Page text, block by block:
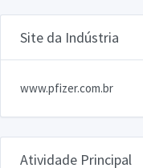
Site da Indústria
www.pfizer.com.br
Atividade Principal